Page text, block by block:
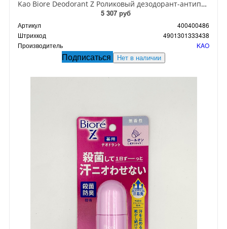
Kao Biore Deodorant Z Роликовый дезодорант-антиперсперспирант с антибактериальным эффектом аромат свежести 40 мл
5 307 руб
Артикул
400400486
Штрихкод
4901301333438
Производитель
KAO
Подписаться Нет в наличии